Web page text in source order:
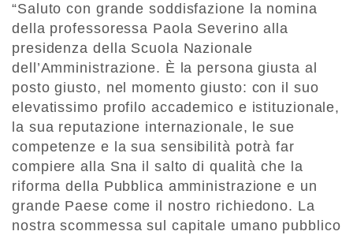
“Saluto con grande soddisfazione la nomina
della professoressa Paola Severino alla
presidenza della Scuola Nazionale
dell’Amministrazione. È la persona giusta al
posto giusto, nel momento giusto: con il suo
elevatissimo profilo accademico e istituzionale,
la sua reputazione internazionale, le sue
competenze e la sua sensibilità potrà far
compiere alla Sna il salto di qualità che la
riforma della Pubblica amministrazione e un
grande Paese come il nostro richiedono. La
nostra scommessa sul capitale umano pubblico